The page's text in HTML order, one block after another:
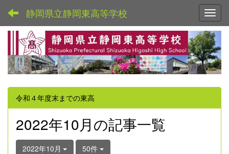
静岡県立静岡東高等学校
令和４年度末までの東高
2022年10月の記事一覧
2022年10月 50件